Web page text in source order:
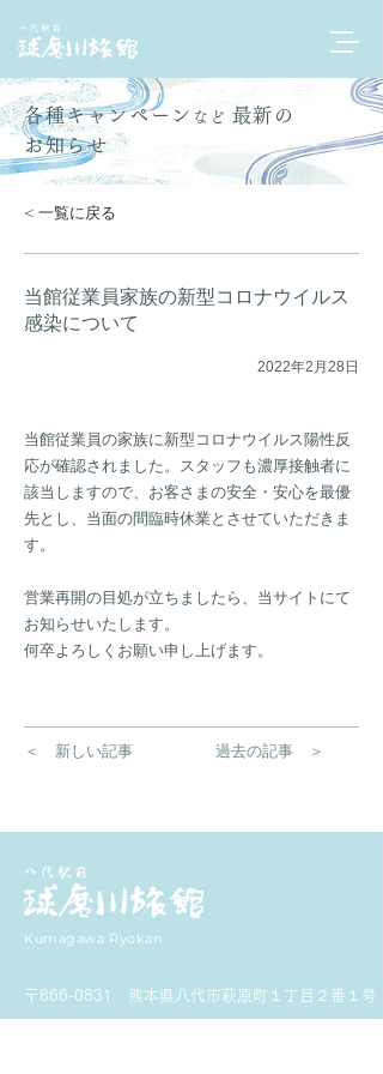
各種キャンペーン など 最新の
お知らせ
< 一覧に戻る
当館従業員家族の新型コロナウイルス
感染について
2022年2月28日
当館従業員の家族に新型コロナウイルス陽性反
応が確認されました。スタッフも濃厚接触者に
該当しますので、お客さまの安全・安心を最優
先とし、当面の間臨時休業とさせていただきま
す。
営業再開の目処が立ちましたら、当サイトにて
お知らせいたします。
何卒よろしくお願い申し上げます。
＜ 新しい記事 過去の記事 ＞
Kumagawa Ryokan
〒866-0831 熊本県八代市萩原町１丁目２番１号